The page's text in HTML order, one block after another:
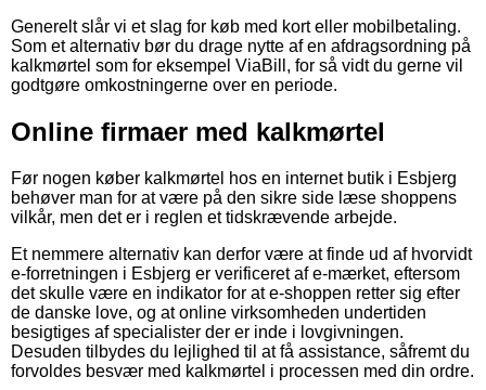
Generelt slår vi et slag for køb med kort eller mobilbetaling.
Som et alternativ bør du drage nytte af en afdragsordning på
kalkmørtel som for eksempel ViaBill, for så vidt du gerne vil
godtgøre omkostningerne over en periode.
Online firmaer med kalkmørtel
Før nogen køber kalkmørtel hos en internet butik i Esbjerg
behøver man for at være på den sikre side læse shoppens
vilkår, men det er i reglen et tidskrævende arbejde.
Et nemmere alternativ kan derfor være at finde ud af hvorvidt
e-forretningen i Esbjerg er verificeret af e-mærket, eftersom
det skulle være en indikator for at e-shoppen retter sig efter
de danske love, og at online virksomheden undertiden
besigtiges af specialister der er inde i lovgivningen.
Desuden tilbydes du lejlighed til at få assistance, såfremt du
forvoldes besvær med kalkmørtel i processen med din ordre.